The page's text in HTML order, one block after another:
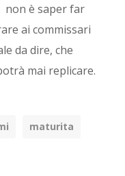
non è saper far
ai commissari
da dire, che
mai replicare.
maturita